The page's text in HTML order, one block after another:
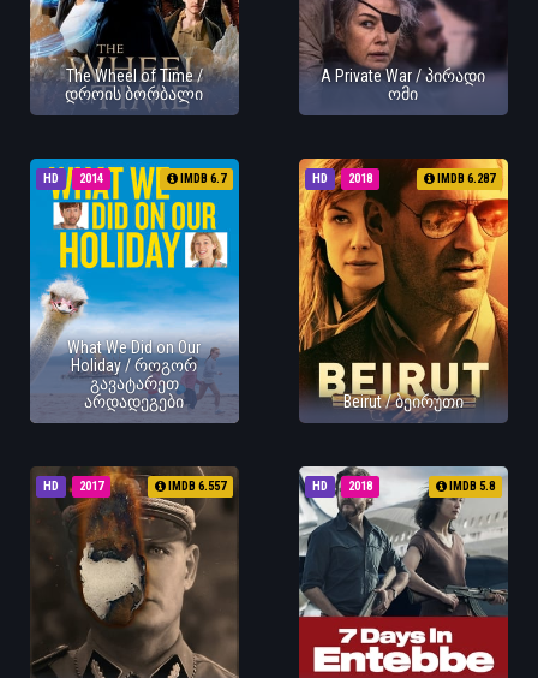
The Wheel of Time /
დროის ბორბალი
A Private War / პირადი
ომი
HD 2014 IMDB 6.7
What We Did on Our
Holiday / როგორ
გავატარეთ
არდადეგები
HD 2018 IMDB 6.287
Beirut / ბეირუთი
HD 2017 IMDB 6.557 HD 2018 IMDB 5.8